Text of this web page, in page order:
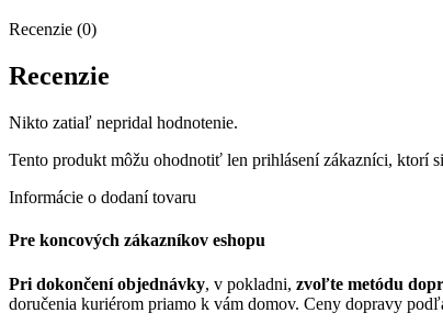
Recenzie (0)
Recenzie
Nikto zatiaľ nepridal hodnotenie.
Tento produkt môžu ohodnotiť len prihlásení zákazníci, ktorí
Informácie o dodaní tovaru
Pre koncových zákazníkov eshopu
Pri dokončení objednávky, v pokladni, zvoľte metódu
doručenia kuriérom priamo k vám domov. Ceny dopravy